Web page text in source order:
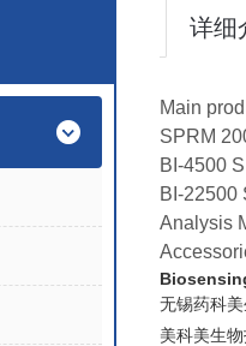
详细
Main
SPRM
BI-4500
BI-22500
Analysis
无锡药科
美科美生